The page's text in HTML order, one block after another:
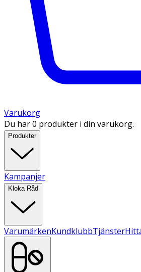
Varukorg
Du har 0 produkter i din varukorg.
Produkter
Kampanjer
Kloka Råd
VarumärkenKundklubbTjänster